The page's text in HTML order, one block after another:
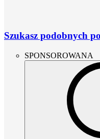
Szukasz podobnych
SPONSOROWANA